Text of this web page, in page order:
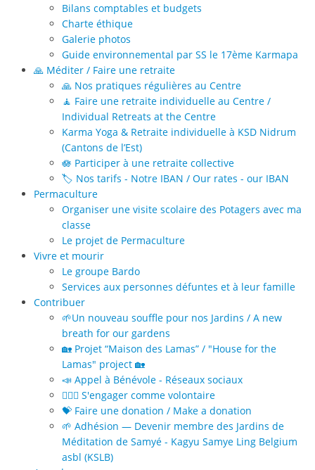
Bilans comptables et budgets
Charte éthique
Galerie photos
Guide environnemental par SS le 17ème Karmapa
🙏 Méditer / Faire une retraite
🙏 Nos pratiques régulières au Centre
🧘 Faire une retraite individuelle au Centre /
Individual Retreats at the Centre
Karma Yoga & Retraite individuelle à KSD Nidrum
(Cantons de l’Est)
🪷 Participer à une retraite collective
🏷️ Nos tarifs - Notre IBAN / Our rates - our IBAN
Permaculture
Organiser une visite scolaire des Potagers avec ma
classe
Le projet de Permaculture
Vivre et mourir
Le groupe Bardo
Services aux personnes défuntes et à leur famille
Contribuer
🌱Un nouveau souffle pour nos Jardins / A new
breath for our gardens
🏡 Projet “Maison des Lamas” / "House for the
Lamas" project 🏡
📣 Appel à Bénévole - Réseaux sociaux
🙋🏻‍♀️ S'engager comme volontaire
💝 Faire une donation / Make a donation
🌱 Adhésion — Devenir membre des Jardins de
Méditation de Samyé - Kagyu Samye Ling Belgium
asbl (KSLB)